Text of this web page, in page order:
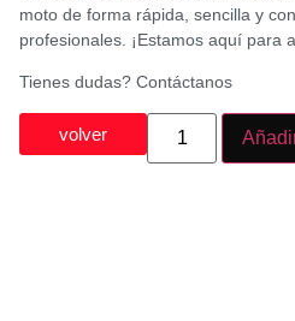
moto de forma rápida, sencilla y
profesionales. ¡Estamos aquí para
Tienes dudas? Contáctanos
volver